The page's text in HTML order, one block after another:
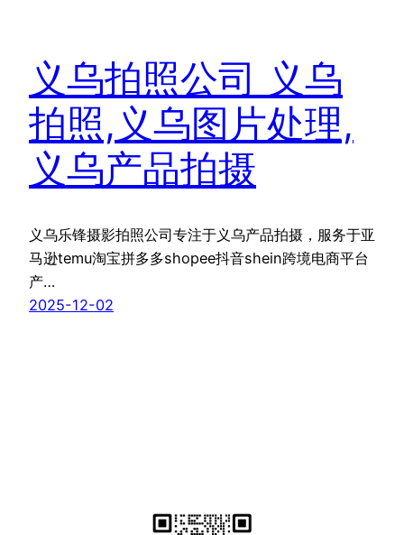
义乌拍照公司 义乌
拍照,义乌图片处理,
义乌产品拍摄
义乌乐锋摄影拍照公司专注于义乌产品拍摄，服务于亚
马逊temu淘宝拼多多shopee抖音shein跨境电商平台
产…
2025-12-02